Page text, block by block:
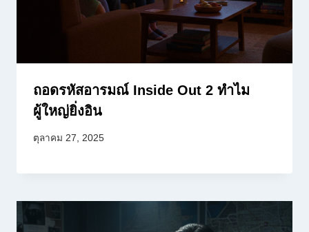
ถอดรหัสอารมณ์ Inside Out 2 ทำไม
ผู้ใหญ่ยิ่งอิน
ตุลาคม 27, 2025